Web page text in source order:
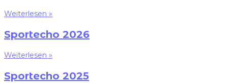
Weiterlesen »
Sportecho 2026
Weiterlesen »
Sportecho 2025